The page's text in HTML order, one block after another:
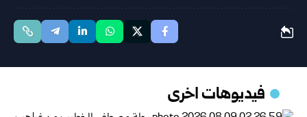
فيديوهات اخرى